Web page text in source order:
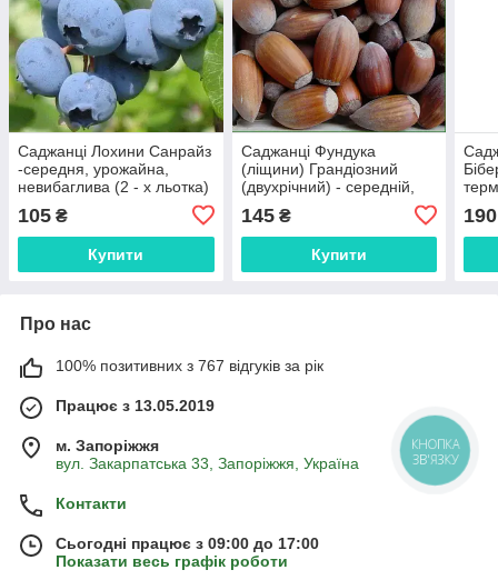
Саджанці Лохини Санрайз
-середня, урожайна,
невибаглива (2 - х льотка)
105 ₴
Купити
Саджанці Фундука
(ліщини) Грандіозний
(двухрічний) - середній,
урожайний, невибагливий
145₴
Купити
190
Про нас
100% позитивних з 767 відгуків за рік
Працює з 13.05.2019
м. Запоріжжя
вул. Закарпатська 33, Запоріжжя, Україна
Контакти
Сьогодні працює з 09:00 до 17:00
Показати весь графік роботи
КНОПКА
ЗВ'ЯЗКУ